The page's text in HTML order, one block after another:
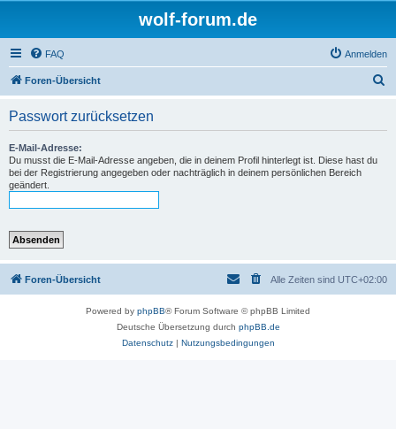
wolf-forum.de
FAQ Anmelden
Foren-Übersicht
Passwort zurücksetzen
E-Mail-Adresse:
Du musst die E-Mail-Adresse angeben, die in deinem Profil hinterlegt ist. Diese hast du
bei der Registrierung angegeben oder nachträglich in deinem persönlichen Bereich
geändert.
Foren-Übersicht Alle Zeiten sind UTC+02:00
Powered by phpBB® Forum Software © phpBB Limited
Deutsche Übersetzung durch phpBB.de
Datenschutz| Nutzungsbedingungen